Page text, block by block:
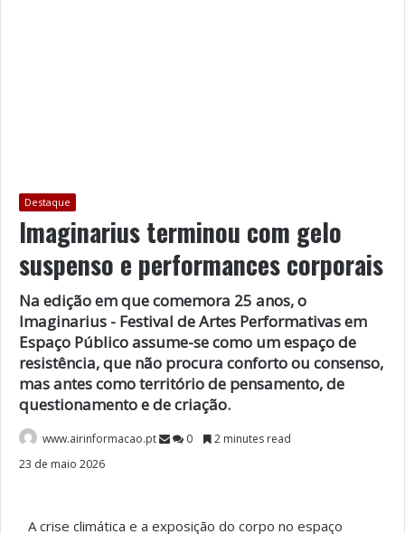
Destaque
Imaginarius terminou com gelo
suspenso e performances corporais
Na edição em que comemora 25 anos, o
Imaginarius - Festival de Artes Performativas em
Espaço Público assume-se como um espaço de
resistência, que não procura conforto ou consenso,
mas antes como território de pensamento, de
questionamento e de criação.
www.airinformacao.pt 0
2 minutes read
23 de maio 2026
A crise climática e a exposição do corpo no espaço